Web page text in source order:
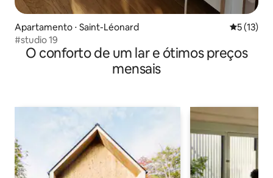
Apartamento ⋅ Saint-Léonard 5 de uma
5 (13)
#studio 19
O conforto de um lar e ótimos preços
mensais